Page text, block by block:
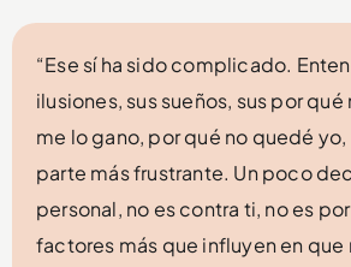
“Ese sí ha sido complicado.
ilusiones, sus sueños, sus por
me lo gano, por qué no quedé
parte más frustrante. Un poco
personal, no es contra ti, no es
factores más que influyen en que